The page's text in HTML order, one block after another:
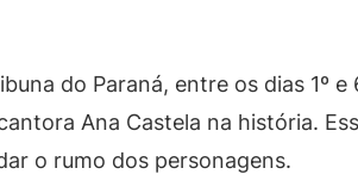
do Paraná, entre os dias 1º
Ana Castela na história.
o rumo dos personagens.